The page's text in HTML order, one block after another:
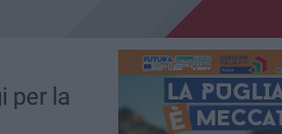
per la